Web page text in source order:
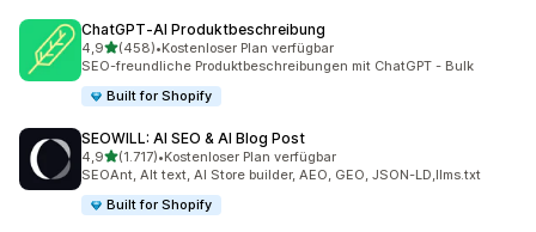
ChatGPT‑AI Produktbeschreibung
4,9von 5 Sternen
(458)
458 Rezensionen insgesamt
•Kostenloser Plan verfügbar
SEO-freundliche Produktbeschreibungen mit ChatGPT - Bulk
Built for Shopify
SEOWILL: AI SEO & AI Blog Post
4,9von 5 Sternen
(1.717)
1717 Rezensionen insgesamt
•Kostenloser Plan verfügbar
SEOAnt, Alt text, AI Store builder, AEO, GEO, JSON-LD,llms.txt
Built for Shopify